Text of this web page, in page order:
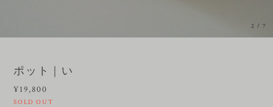
3 /7
ポット｜い
¥19,800
SOLD OUT